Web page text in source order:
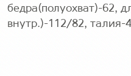
бедра(полуохват)-62,
внутр.)-112/82, талия-